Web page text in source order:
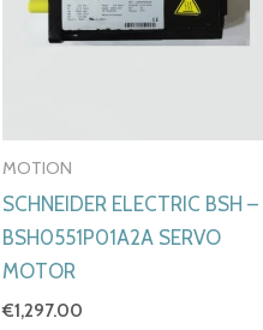
MOTION
SCHNEIDER ELECTRIC BSH –
BSH0551P01A2A SERVO
MOTOR
€1,297.00